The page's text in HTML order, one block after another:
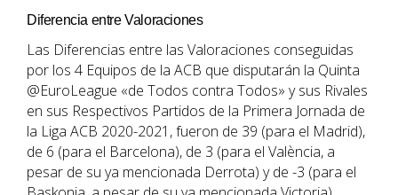
Diferencia entre Valoraciones
Las Diferencias entre las Valoraciones conseguidas
por los 4 Equipos de la ACB que disputarán la Quinta
@EuroLeague «de Todos contra Todos» y sus Rivales
en sus Respectivos Partidos de la Primera Jornada de
la Liga ACB 2020-2021, fueron de 39 (para el Madrid),
de 6 (para el Barcelona), de 3 (para el València, a
pesar de su ya mencionada Derrota) y de -3 (para el